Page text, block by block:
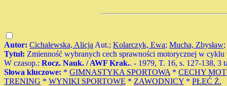
Autor: Cichalewska, Alicja Aut.; Kolarczyk, Ewa; Mucha, Zbysław;
Tytuł: Zmienność wybranych cech sprawności motorycznej w
W czasop.: Rocz. Nauk. / AWF Krak.. - 1979, T. 16, s. 127-138, 3
Słowa kluczowe: * GIMNASTYKA SPORTOWA * CECHY
TRENING * WYNIKI SPORTOWE * ZAWODNICY * PŁEĆ Ż.